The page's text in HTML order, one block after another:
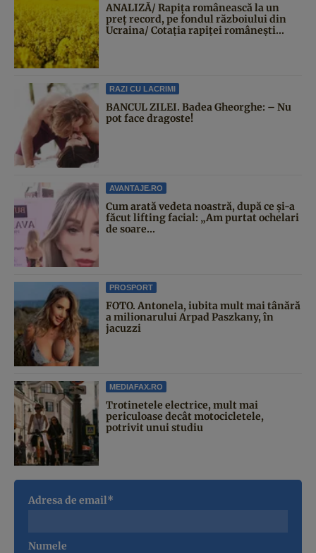
ANALIZĂ/ Rapița românească la un
preț record, pe fondul războiului din
Ucraina/ Cotația rapiței românești...
RAZI CU LACRIMI
BANCUL ZILEI. Badea Gheorghe: – Nu
pot face dragoste!
AVANTAJE.RO
Cum arată vedeta noastră, după ce și-a
făcut lifting facial: „Am purtat ochelari
de soare...
PROSPORT
FOTO. Antonela, iubita mult mai tânără
a milionarului Arpad Paszkany, în
jacuzzi
MEDIAFAX.RO
Trotinetele electrice, mult mai
periculoase decât motocicletele,
potrivit unui studiu
Adresa de email*
Numele